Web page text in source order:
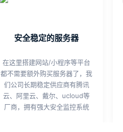
安全稳定的服务器
在这里搭建网站/小程序等平台
都不需要额外购买服务器了，我
们公司长期稳定供应商有腾讯
云、阿里云、戴尔、ucloud等
厂商，拥有强大安全监控系统